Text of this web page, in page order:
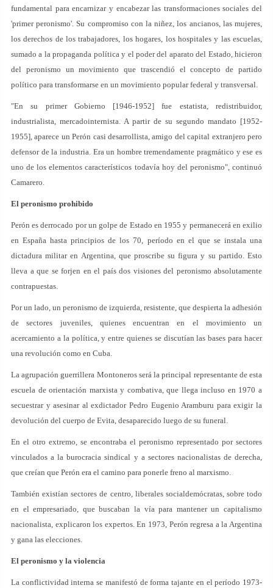
fundamental para encarnizar y encabezar las transformaciones sociales del
'primer peronismo'. Su compromiso con la niñez, los ancianos, las mujeres,
los derechos de los trabajadores, los hogares, los hospitales y las escuelas,
sumado a la propaganda política y el poder del aparato del Estado, hicieron
del peronismo un movimiento que trascendió el concepto de partido
político para transformarse en un movimiento popular federal y transversal.
"En su primer Gobierno [1946-1952] fue estatista, redistribuidor,
industrialista, mercadointernista. A partir de su segundo mandato [1952-
1955], aparece un Perón casi desarrollista, amigo del capital extranjero pero
defensor de la industria. Era un hombre tremendamente pragmático y ese es
uno de los elementos característicos todavía hoy del peronismo", continuó
Camarero.
El peronismo prohibido
Perón es derrocado por un golpe de Estado en 1955 y permanecerá en exilio
en España hasta principios de los 70, período en el que se instala una
dictadura militar en Argentina, que proscribe su figura y su partido. Esto
lleva a que se forjen en el país dos visiones del peronismo absolutamente
contrapuestas.
Por un lado, un peronismo de izquierda, resistente, que despierta la adhesión
de sectores juveniles, quienes encuentran en el movimiento un
acercamiento a la política, y entre quienes se discutían las bases para hacer
una revolución como en Cuba.
La agrupación guerrillera Montoneros será la principal representante de esta
escuela de orientación marxista y combativa, que llega incluso en 1970 a
secuestrar y asesinar al exdictador Pedro Eugenio Aramburu para exigir la
devolución del cuerpo de Evita, desaparecido luego de su funeral.
En el otro extremo, se encontraba el peronismo representado por sectores
vinculados a la burocracia sindical y a sectores nacionalistas de derecha,
que creían que Perón era el camino para ponerle freno al marxismo.
También existían sectores de centro, liberales socialdemócratas, sobre todo
en el empresariado, que buscaban la vía para mantener un capitalismo
nacionalista, explicaron los expertos. En 1973, Perón regresa a la Argentina
y gana las elecciones.
El peronismo y la violencia
La conflictividad interna se manifestó de forma tajante en el período 1973-